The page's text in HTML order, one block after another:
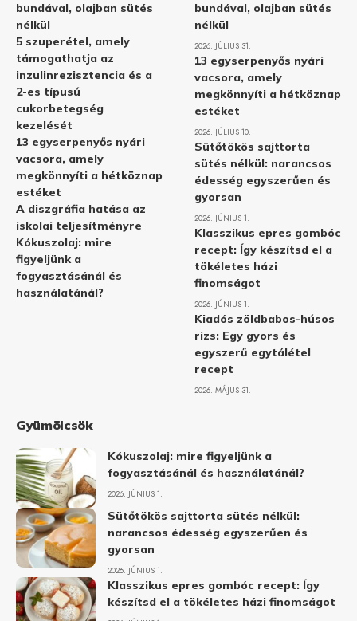
bundával, olajban sütés
nélkül
5 szuperétel, amely
támogathatja az
inzulinrezisztencia és a
2-es típusú
cukorbetegség
kezelését
13 egyserpenyős nyári
vacsora, amely
megkönnyíti a hétköznap
estéket
A diszgráfia hatása az
iskolai teljesítményre
Kókuszolaj: mire
figyeljünk a
fogyasztásánál és
használatánál?
bundával, olajban sütés
nélkül
2026. JÚLIUS 31.
13 egyserpenyős nyári
vacsora, amely
megkönnyíti a hétköznap
estéket
2026. JÚLIUS 10.
Sütőtökös sajttorta
sütés nélkül: narancsos
édesség egyszerűen és
gyorsan
2026. JÚNIUS 1.
Klasszikus epres gombóc
recept: Így készítsd el a
tökéletes házi
finomságot
2026. JÚNIUS 1.
Kiadós zöldbabos-húsos
rizs: Egy gyors és
egyszerű egytálétel
recept
2026. MÁJUS 31.
Gyümölcsök
Kókuszolaj: mire figyeljünk a
fogyasztásánál és használatánál?
2026. JÚNIUS 1.
Sütőtökös sajttorta sütés nélkül:
narancsos édesség egyszerűen és
gyorsan
2026. JÚNIUS 1.
Klasszikus epres gombóc recept: Így
készítsd el a tökéletes házi finomságot